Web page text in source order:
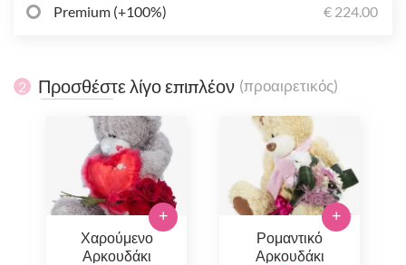
Premium (+100%) € 224.00
2 Προσθέστε λίγο επιπλέον (προαιρετικός)
Χαρούμενο
Αρκουδάκι
+
Ρομαντικό
Αρκουδάκι
+